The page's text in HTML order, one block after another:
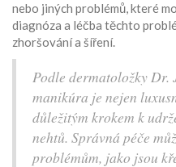
nebo jiných problémů, které
diagnóza a léčba těchto
zhoršování a šíření.
Podle dermatoložky
manikúra je nejen
důležitým krokem k
nehtů. Správná péče
problémům, jako jsou